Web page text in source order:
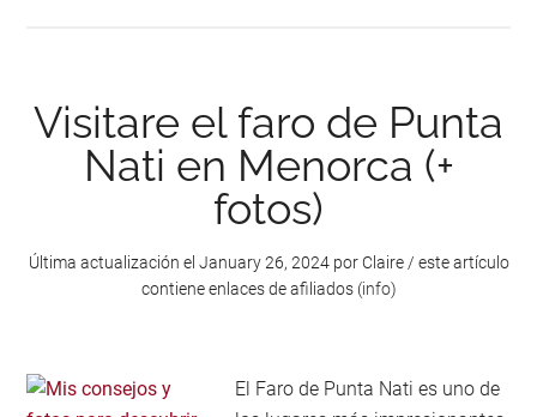
22
consejos
Visitare el faro de Punta
Nati en Menorca (+
fotos)
Última actualización el January 26, 2024por Claire/ este artículo
contiene enlaces de afiliados (info)
El Faro de Punta Nati es uno de